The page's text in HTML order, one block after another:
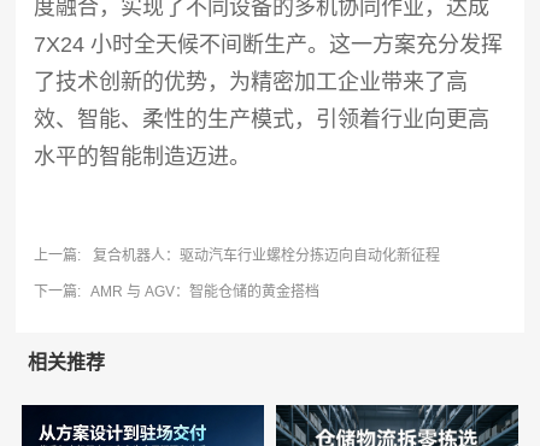
度融合，实现了不同设备的多机协同作业，达成
7X24 小时全天候不间断生产。这一方案充分发挥
了技术创新的优势，为精密加工企业带来了高
效、智能、柔性的生产模式，引领着行业向更高
水平的智能制造迈进。
上一篇: 复合机器人：驱动汽车行业螺栓分拣迈向自动化新征程
下一篇: AMR 与 AGV：智能仓储的黄金搭档
相关推荐